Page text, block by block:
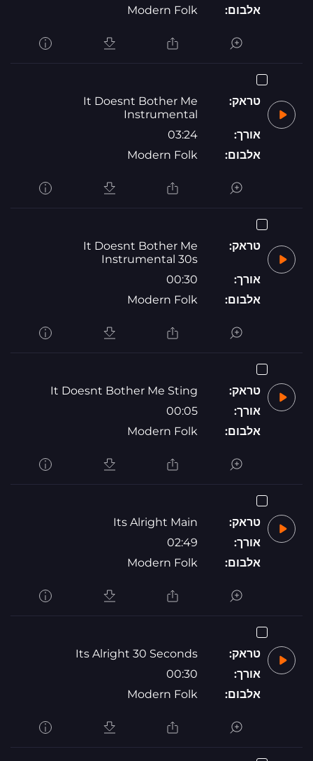
אלבום:
Modern Folk
טראק:
It Doesnt Bother Me
Instrumental
אורך:
03:24
אלבום:
Modern Folk
טראק:
It Doesnt Bother Me
Instrumental 30s
אורך:
00:30
אלבום:
Modern Folk
טראק:
It Doesnt Bother Me Sting
אורך:
00:05
אלבום:
Modern Folk
טראק:
Its Alright Main
אורך:
02:49
אלבום:
Modern Folk
טראק:
Its Alright 30 Seconds
אורך:
00:30
אלבום:
Modern Folk